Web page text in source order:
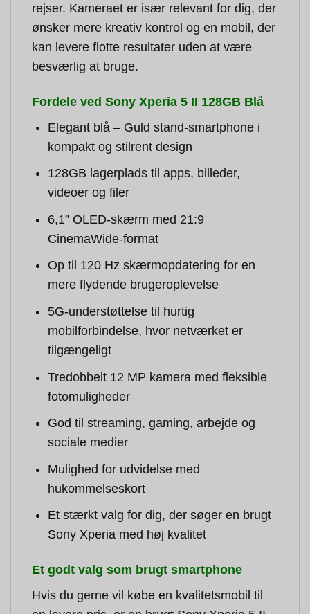
rejser. Kameraet er især relevant for dig, der
ønsker mere kreativ kontrol og en mobil, der
kan levere flotte resultater uden at være
besværlig at bruge.
Fordele ved Sony Xperia 5 II 128GB Blå
Elegant blå – Guld stand-smartphone i
kompakt og stilrent design
128GB lagerplads til apps, billeder,
videoer og filer
6,1” OLED-skærm med 21:9
CinemaWide-format
Op til 120 Hz skærmopdatering for en
mere flydende brugeroplevelse
5G-understøttelse til hurtig
mobilforbindelse, hvor netværket er
tilgængeligt
Tredobbelt 12 MP kamera med fleksible
fotomuligheder
God til streaming, gaming, arbejde og
sociale medier
Mulighed for udvidelse med
hukommelseskort
Et stærkt valg for dig, der søger en brugt
Sony Xperia med høj kvalitet
Et godt valg som brugt smartphone
Hvis du gerne vil købe en kvalitetsmobil til